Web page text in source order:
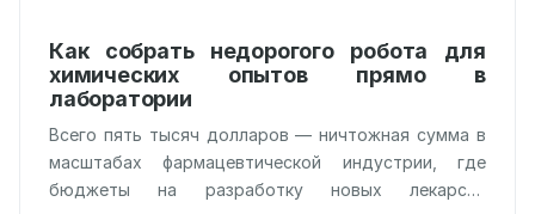
Как собрать недорогого робота для
химических опытов прямо в
лаборатории
Всего пять тысяч долларов — ничтожная сумма в
масштабах фармацевтической индустрии, где
бюджеты на разработку новых лекарств